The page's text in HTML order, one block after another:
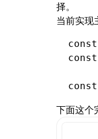
择。
当前实现
const
const
const
下面这个